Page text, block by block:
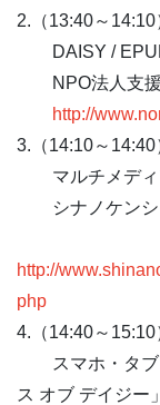
2.（13:40～14:10
DAISY / EPUB
NPO法人支援
http://
3.（14:10～14:40
マルチメディ
シナノケンシ
http://
php
4.（14:40～15:10
スマホ・タブ
ス オブ デイジー」